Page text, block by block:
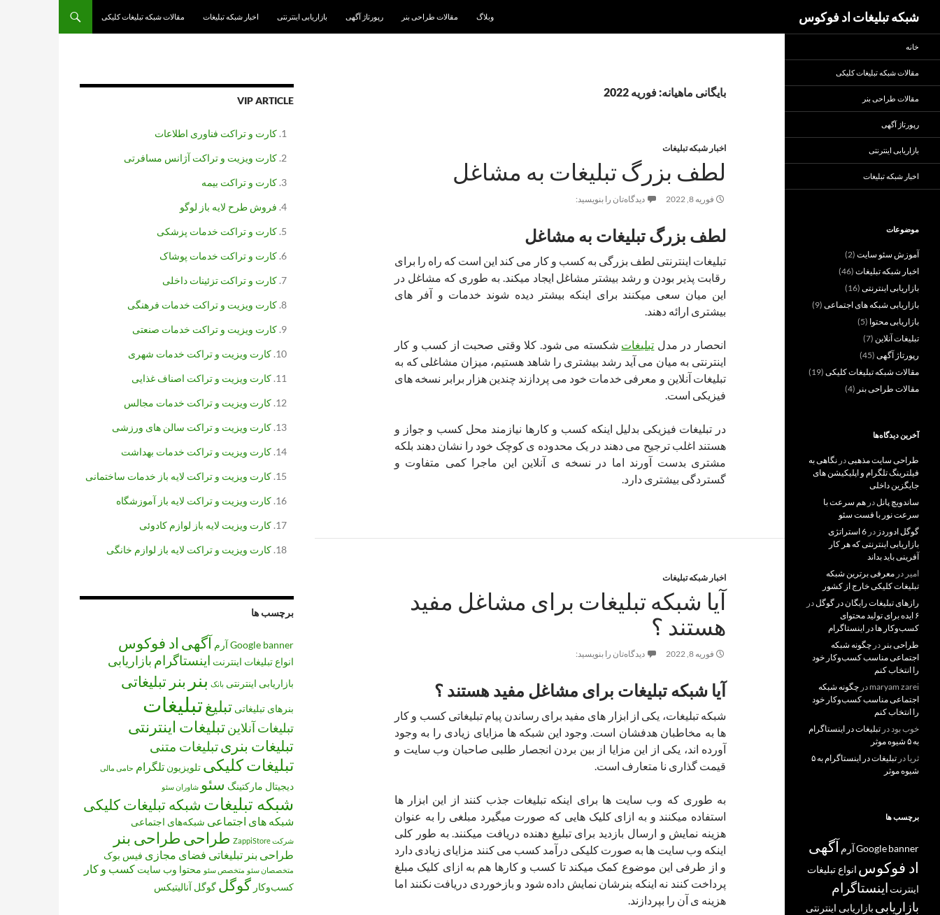
شبکه تبلیغات اد فوکوس
وبلاگ
مقالات طراحی بنر رپورتاژ آگهی بازاریابی اینترنتی اخبار شبکه تبلیغات مقالات شبکه تبلیغات کلیکی
بایگانی ماهیانه: فوریه 2022
اخبار شبکه تبلیغات
لطف بزرگ تبلیغات به مشاغل
فوریه 8, 2022 دیدگاه‌تان را بنویسید:
لطف بزرگ تبلیغات به مشاغل
تبلیغات اینترنتی لطف بزرگی به کسب و کار می کند این است که راه را برای
رقابت پذیر بودن و رشد بیشتر مشاغل ایجاد میکند. به طوری که مشاغل در
این میان سعی میکنند برای اینکه بیشتر دیده شوند خدمات و آفر های
بیشتری ارائه دهند.
انحصار در مدل تبلیغات شکسته می شود. کلا وقتی صحبت از کسب و کار
اینترنتی به میان می آید رشد بیشتری را شاهد هستیم، میزان مشاغلی که به
تبلیغات آنلاین و معرفی خدمات خود می پردازند چندین هزار برابر نسخه های
فیزیکی است.
در تبلیغات فیزیکی بدلیل اینکه کسب و کارها نیازمند محل کسب و جواز و
هستند اغلب ترجیح می دهند در یک محدوده ی کوچک خود را نشان دهند بلکه
مشتری بدست آورند اما در نسخه ی آنلاین این ماجرا کمی متفاوت و
گستردگی بیشتری دارد.
اخبار شبکه تبلیغات
آیا شبکه تبلیغات برای مشاغل مفید
هستند ؟
فوریه 8, 2022 دیدگاه‌تان را بنویسید:
آیا شبکه تبلیغات برای مشاغل مفید هستند ؟
شبکه تبلیغات، یکی از ابزار های مفید برای رساندن پیام تبلیغاتی کسب و کار
ها به مخاطبان هدفشان است. وجود این شبکه ها مزایای زیادی را به وجود
آورده اند، یکی از این مزایا از بین بردن انجصار طلبی صاحبان وب سایت و
قیمت گذاری نا متعارف است.
به طوری که وب سایت ها برای اینکه تبلیغات جذب کنند از این ابزار ها
استفاده میکنند و به ازای کلیک هایی که صورت میگیرد مبلغی را به عنوان
هزینه نمایش و ارسال بازدید برای تبلیغ دهنده دریافت میکنند. به طور کلی
اینکه وب سایت ها به صورت کلیکی درآمد کسب می کنند مزایای زیادی دارد
و از طرفی این موضوع کمک میکند تا کسب و کارها هم به ازای کلیک مبلغ
پرداخت کنند نه اینکه بنرشان نمایش داده شود و بازخوردی دریافت نکنند اما
هزینه ی آن را بپردازند.
VIP ARTICLE
کارت و تراکت فناوری اطلاعات
کارت ویزیت و تراکت آژانس مسافرتی
کارت و تراکت بیمه
فروش طرح لایه باز لوگو
کارت و تراکت خدمات پزشکی
کارت و تراکت خدمات پوشاک
کارت و تراکت تزئینات داخلی
کارت ویزیت و تراکت خدمات فرهنگی
کارت ویزیت و تراکت خدمات صنعتی
کارت ویزیت و تراکت خدمات شهری
کارت ویزیت و تراکت اصناف غذایی
کارت ویزیت و تراکت خدمات مجالس
کارت ویزیت و تراکت سالن های ورزشی
کارت ویزیت و تراکت خدمات بهداشت
کارت ویزیت و تراکت لایه باز خدمات ساختمانی
کارت ویزیت و تراکت لایه باز آموزشگاه
کارت ویزیت لایه باز لوازم کادوئی
کارت ویزیت و تراکت لایه باز لوازم خانگی
برچسب ها
banner
Googleآرم آگهی اد فوکوس
انواع تبلیغات اینترنت اینستاگرام بازاریابی
بازاریابی اینترنتی بانک بنر بنر تبلیغاتی
بنرهای تبلیغاتی تبلیغتبلیغات
تبلیغات آنلاینتبلیغات اینترنتی
تبلیغات بنریتبلیغات متنی
تبلیغات کلیکی تلویزیون تلگرام حامی مالی
دیجیتال مارکتینگ سئو شاوران سئو
شبکه تبلیغات شبکه تبلیغات کلیکی
شبکه های اجتماعی شبکه‌های اجتماعی
شرکت ZappiStore طراحی طراحی بنر
طراحی بنر تبلیغاتی فضای مجازی فیس بوک
متخصصان سئو متخصص سئو محتوا وب سایت کسب و کار
کسب‌وکار گوگل گوگل آنالیتیکس
خانه
مقالات شبکه تبلیغات کلیکی
مقالات طراحی بنر
رپورتاژ آگهی
بازاریابی اینترنتی
اخبار شبکه تبلیغات
موضوعات
آموزش سئو سایت (2)
اخبار شبکه تبلیغات (46)
بازاریابی اینترنتی (16)
بازاریابی شبکه های اجتماعی (9)
بازاریابی محتوا (5)
تبلیغات آنلاین (7)
رپورتاژ آگهی (45)
مقالات شبکه تبلیغات کلیکی (19)
مقالات طراحی بنر (4)
آخرین دیدگاه‌ها
طراحی سایت مذهبیدر نگاهی به
فیلترینگ تلگرام و اپلیکیشن های
جایگزین داخلی
ساندویچ پانلدر هم سرعت با
سرعت نور با فست سئو
گوگل ادوردز در
6 استراتژی
بازاریابی اینترنتی که هر کار
آفرینی باید بداند
امیر در معرفی برترین شبکه
تبلیغات کلیکی خارج از کشور
رازهای تبلیغات رایگان در گوگلدر
۶ ایده برای تولید محتوای
کسب‌و‌کار ها در اینستاگرام
طراحی بنر در چگونه شبکه
اجتماعی مناسب کسب‌وکار خود
را انتخاب کنم
maryam zarei در چگونه شبکه
اجتماعی مناسب کسب‌وکار خود
را انتخاب کنم
خوب بوددر تبلیغات در اینستاگرام
به ۵ شیوه موثر
ثریا در
تبلیغات در اینستاگرام به ۵
شیوه موثر
برچسب ها
banner
Googleآرم آگهی
اد فوکوس انواع تبلیغات
اینترنت اینستاگرام
بازاریابی بازاریابی اینترنتی